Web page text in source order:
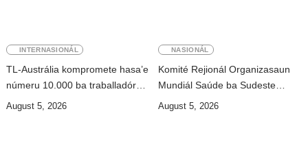
INTERNASIONÁL
TL-Austrália kompromete hasa’e
númeru 10.000 ba traballadór
timoroan to’o 2028
August 5, 2026
NASIONÁL
Komité Rejionál Organizasaun
Mundiál Saúde ba Sudeste
Aziátiku da-79 sei hala’o iha TL
August 5, 2026